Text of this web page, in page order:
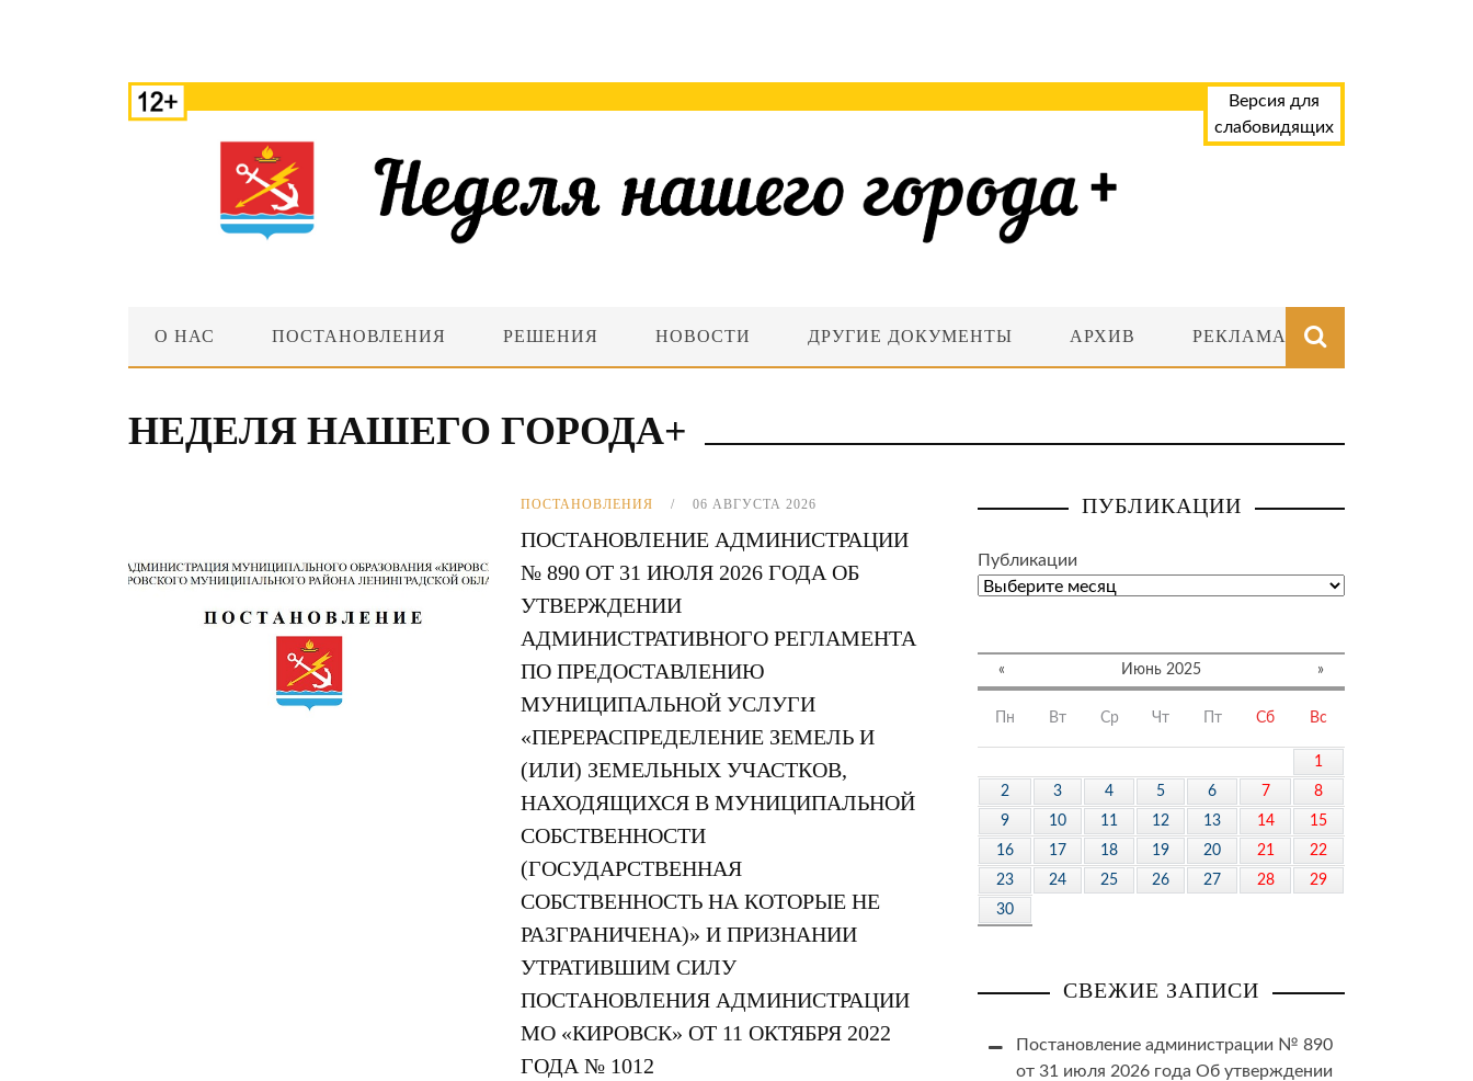
Версия для
слабовидящих
О НАС ПОСТАНОВЛЕНИЯ РЕШЕНИЯ НОВОСТИ ДРУГИЕ ДОКУМЕНТЫ АРХИВ РЕКЛАМА
НЕДЕЛЯ НАШЕГО ГОРОДА+
ПОСТАНОВЛЕНИЯ 06 АВГУСТА 2026
ПОСТАНОВЛЕНИЕ АДМИНИСТРАЦИИ
№ 890 ОТ 31 ИЮЛЯ 2026 ГОДА ОБ
УТВЕРЖДЕНИИ
АДМИНИСТРАТИВНОГО РЕГЛАМЕНТА
ПО ПРЕДОСТАВЛЕНИЮ
МУНИЦИПАЛЬНОЙ УСЛУГИ
«ПЕРЕРАСПРЕДЕЛЕНИЕ ЗЕМЕЛЬ И
(ИЛИ) ЗЕМЕЛЬНЫХ УЧАСТКОВ,
НАХОДЯЩИХСЯ В МУНИЦИПАЛЬНОЙ
СОБСТВЕННОСТИ
(ГОСУДАРСТВЕННАЯ
СОБСТВЕННОСТЬ НА КОТОРЫЕ НЕ
РАЗГРАНИЧЕНА)» И ПРИЗНАНИИ
УТРАТИВШИМ СИЛУ
ПОСТАНОВЛЕНИЯ АДМИНИСТРАЦИИ
МО «КИРОВСК» ОТ 11 ОКТЯБРЯ 2022
ГОДА № 1012
ПУБЛИКАЦИИ
Публикации
« Июнь 2025 »
Пн Вт Ср Чт Пт Сб Вс
1
2
3 4 5 6 7
8
9
10 11 12 13 14
15
16
17 18 19 20 21
22
23
24 25 26 27 28
29
30
СВЕЖИЕ ЗАПИСИ
Постановление администрации № 890
от 31 июля 2026 года Об утверждении